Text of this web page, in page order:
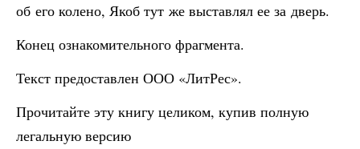
об его колено, Якоб тут же выставлял ее за дверь.
Конец ознакомительного фрагмента.
Текст предоставлен ООО «ЛитРес».
Прочитайте эту книгу целиком, купив полную
легальную версию